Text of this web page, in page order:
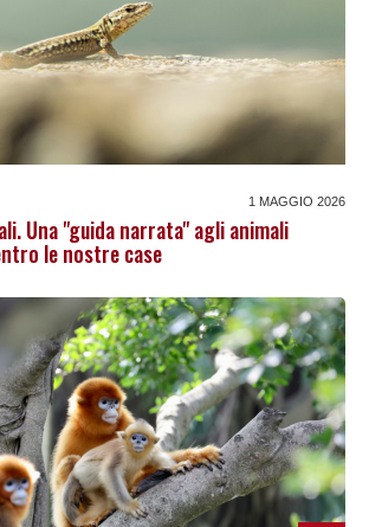
1 MAGGIO 2026
Una "guida narrata" agli animali
le nostre case